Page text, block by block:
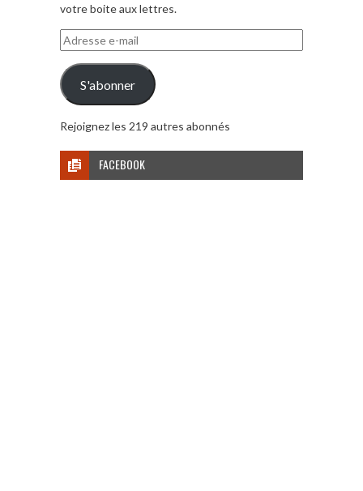
votre boite aux lettres.
Adresse
e-
mail
S'abonner
Rejoignez les 219 autres abonnés
FACEBOOK